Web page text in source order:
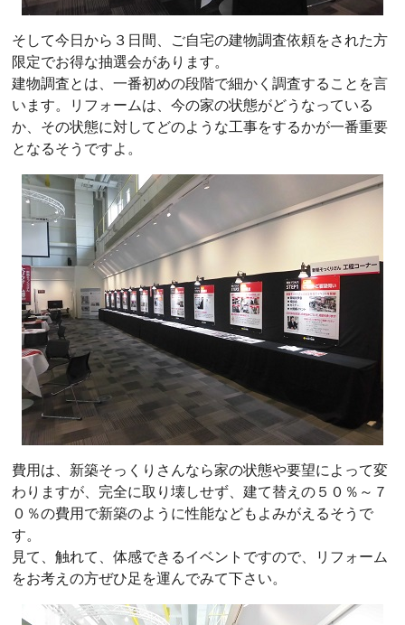
そして今日から３日間、ご自宅の建物調査依頼をされた方
限定でお得な抽選会があります。
建物調査とは、一番初めの段階で細かく調査することを言
います。リフォームは、今の家の状態がどうなっている
か、その状態に対してどのような工事をするかが一番重要
となるそうですよ。
費用は、新築そっくりさんなら家の状態や要望によって変
わりますが、完全に取り壊しせず、建て替えの５０％～７
０％の費用で新築のように性能などもよみがえるそうで
す。
見て、触れて、体感できるイベントですので、リフォーム
をお考えの方ぜひ足を運んでみて下さい。